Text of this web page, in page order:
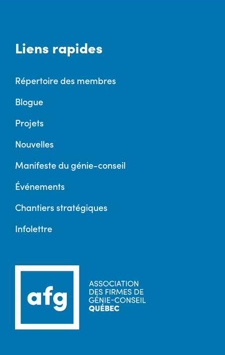
Liens rapides
Répertoire des membres
Blogue
Projets
Nouvelles
Manifeste du génie-conseil
Événements
Chantiers stratégiques
Infolettre